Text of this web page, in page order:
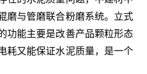
磨与管磨联合粉磨系统。立式
功能主要是改善产品颗粒形态
耗又能保证水泥质量，是一个